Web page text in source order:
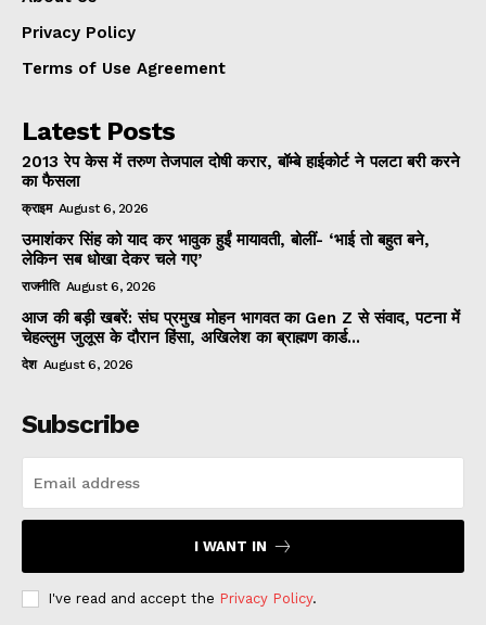
Privacy Policy
Terms of Use Agreement
Latest Posts
2013 रेप केस में तरुण तेजपाल दोषी करार, बॉम्बे हाईकोर्ट ने पलटा बरी करने
का फैसला
क्राइम August 6, 2026
उमाशंकर सिंह को याद कर भावुक हुईं मायावती, बोलीं- ‘भाई तो बहुत बने,
लेकिन सब धोखा देकर चले गए’
राजनीति August 6, 2026
आज की बड़ी खबरें: संघ प्रमुख मोहन भागवत का Gen Z से संवाद, पटना में
चेहल्लुम जुलूस के दौरान हिंसा, अखिलेश का ब्राह्मण कार्ड...
देश August 6, 2026
Subscribe
I WANT IN
I've read and accept the Privacy Policy.